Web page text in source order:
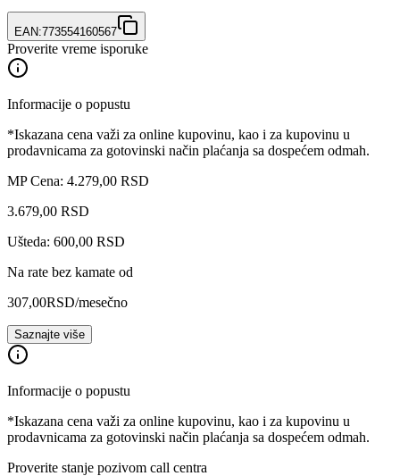
EAN:773554160567
Proverite vreme isporuke
Informacije o popustu
*Iskazana cena važi za online kupovinu, kao i za kupovinu u
prodavnicama za gotovinski način plaćanja sa dospećem odmah.
MP Cena: 4.279,00 RSD
3.679,00 RSD
Ušteda: 600,00 RSD
Na rate bez kamate od
307,00RSD/mesečno
Saznajte više
Informacije o popustu
*Iskazana cena važi za online kupovinu, kao i za kupovinu u
prodavnicama za gotovinski način plaćanja sa dospećem odmah.
Proverite stanje pozivom call centra